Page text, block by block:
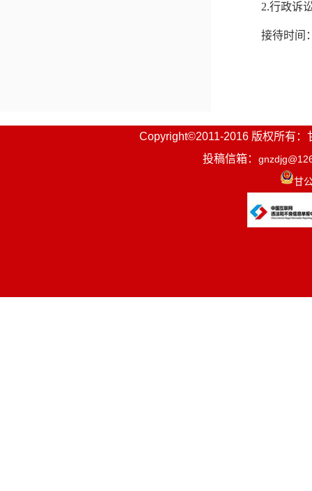
2.行政诉
接待时间
Copyright©2011-2016 版权所有：
投稿信箱：
甘